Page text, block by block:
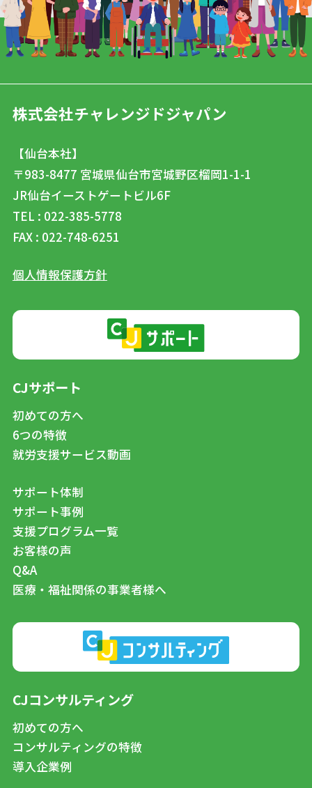
株式会社チャレンジドジャパン
【仙台本社】
〒983-8477 宮城県仙台市宮城野区榴岡1-1-1
JR仙台イーストゲートビル6F
TEL : 022-385-5778
FAX : 022-748-6251
個人情報保護方針
CJサポート
初めての方へ
6つの特徴
就労支援サービス動画
サポート体制
サポート事例
支援プログラム一覧
お客様の声
Q&A
医療・福祉関係の事業者様へ
CJコンサルティング
初めての方へ
コンサルティングの特徴
導入企業例